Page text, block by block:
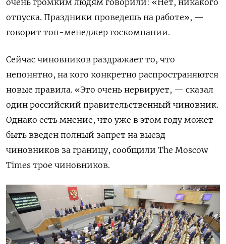
очень громким людям говорили: «Нет, никакого
отпуска. Праздники проведешь на работе», —
говорит топ-менеджер госкомпании.
Сейчас чиновников раздражает то, что
непонятно, на кого конкретно распространяются
новые правила. «Это очень нервирует, — сказал
один российский правительственный чиновник.
Однако есть мнение, что уже в этом году может
быть введен полный запрет на выезд
чиновников за границу, сообщили The Moscow
Times трое чиновников.